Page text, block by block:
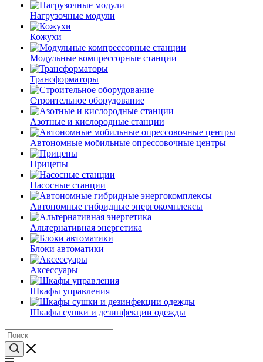
Нагрузочные модули
Кожухи
Модульные компрессорные станции
Трансформаторы
Строительное оборудование
Азотные и кислородные станции
Автономные мобильные опрессовочные центры
Прицепы
Насосные станции
Автономные гибридные энергокомплексы
Альтернативная энергетика
Блоки автоматики
Аксессуары
Шкафы управления
Шкафы сушки и дезинфекции одежды